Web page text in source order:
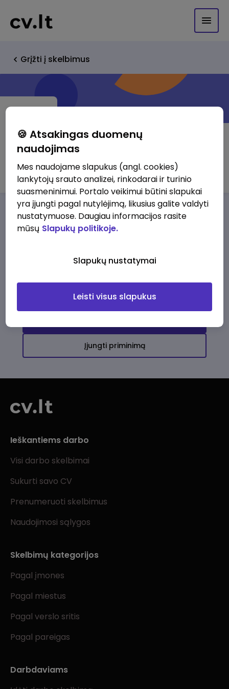
Grįžti į skelbimus
Nexcom Ltd.
Darbo pasiūlymaiApie musPrivalumai
darbo pasiūlymų
Įjungti priminimą
Ieškantiems darbo
Visi darbo skelbimai
Sukurti savo CV
Prenumeruoti skelbimus
Naudojimosi sąlygos
Skelbimų kategorijos
Pagal įmones
Pagal miestus
Pagal verslo sritis
Pagal pareigas
Darbdaviams
🍪 Atsakingas duomenų
naudojimas
Mes naudojame slapukus (angl. cookies)
lankytojų srauto analizei, rinkodarai ir turinio
suasmeninimui. Portalo veikimui būtini slapukai
yra įjungti pagal nutylėjimą, likusius galite valdyti
nustatymuose. Daugiau informacijos rasite
mūsų Slapukų politikoje.
Slapukų nustatymai
Leisti visus slapukus